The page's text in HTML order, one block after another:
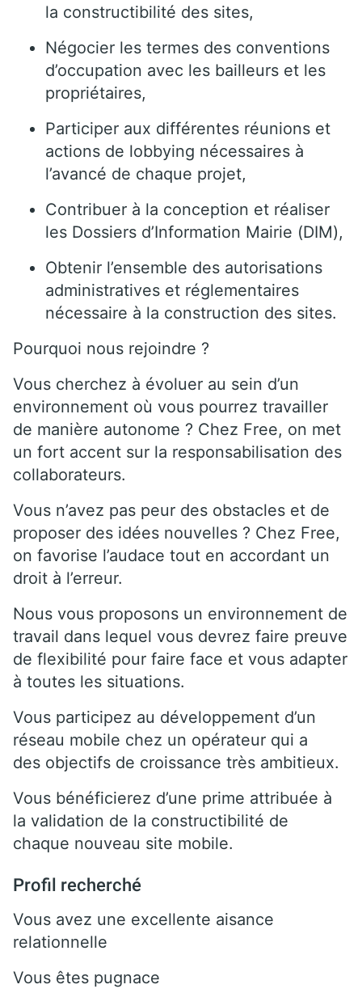
la constructibilité des sites,
Négocier les termes des conventions
d’occupation avec les bailleurs et les
propriétaires,
Participer aux différentes réunions et
actions de lobbying nécessaires à
l’avancé de chaque projet,
Contribuer à la conception et réaliser
les Dossiers d’Information Mairie (DIM),
Obtenir l’ensemble des autorisations
administratives et réglementaires
nécessaire à la construction des sites.
Pourquoi nous rejoindre ?
Vous cherchez à évoluer au sein d’un
environnement où vous pourrez travailler
de manière autonome ? Chez Free, on met
un fort accent sur la responsabilisation des
collaborateurs.
Vous n’avez pas peur des obstacles et de
proposer des idées nouvelles ? Chez Free,
on favorise l’audace tout en accordant un
droit à l’erreur.
Nous vous proposons un environnement de
travail dans lequel vous devrez faire preuve
de flexibilité pour faire face et vous adapter
à toutes les situations.
Vous participez au développement d’un
réseau mobile chez un opérateur qui a
des objectifs de croissance très ambitieux.
Vous bénéficierez d’une prime attribuée à
la validation de la constructibilité de
chaque nouveau site mobile.
Profil recherché
Vous avez une excellente aisance
relationnelle
Vous êtes pugnace